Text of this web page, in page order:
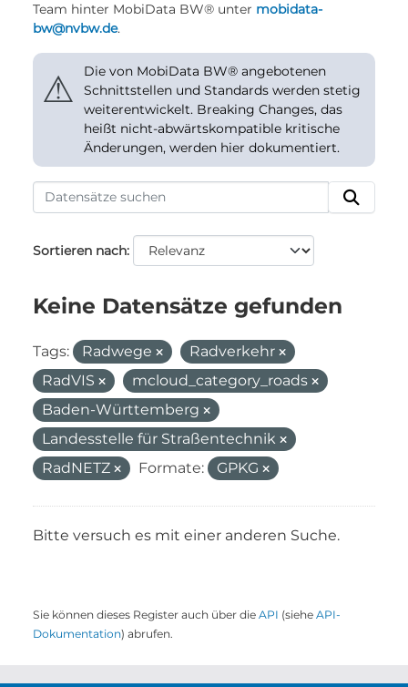
Team hinter MobiData BW® unter mobidata-
bw@nvbw.de.
⚠
Die von MobiData BW® angebotenen
Schnittstellen und Standards werden stetig
weiterentwickelt. Breaking Changes, das
heißt nicht-abwärtskompatible kritische
Änderungen, werden hier dokumentiert.
Sortieren nach
Keine Datensätze gefunden
Tags: Radwege
Radverkehr
RadVIS
mcloud_category_roads
Baden-Württemberg
Landesstelle für Straßentechnik
RadNETZ
Formate: GPKG
Bitte versuch es mit einer anderen Suche.
Sie können dieses Register auch über die API (siehe API-
Dokumentation) abrufen.